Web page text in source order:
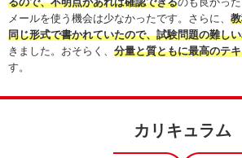
メールを使う機会は少なかったです。さらに、
同じ形式で書かれていたので、試験問題の難し
きました。おそらく、 分量と質ともに最高のテ
す。
カリキュラム